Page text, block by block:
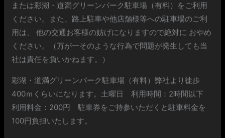
または彩湖・道満グリーンパーク駐車場（有料）をご利用
ください。また、路上駐車や他店舗様等への駐車場のご利
用は、 他の交通お客様の妨げになりますので絶対に おやめ
ください。（万が一そのような行為で問題が発生しても当
社は責任を負いかねます。）
彩湖・道満グリーンパーク駐車場（有料）弊社より徒歩
400ｍくらいになります。土曜日 利用時間：2時間以下
利用料金：200円 駐車券をご持参いただくと駐車料金を
100円負担いたします。